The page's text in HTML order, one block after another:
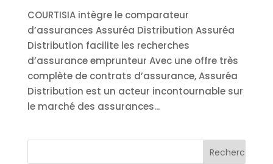
COURTISIA intègre le comparateur
d’assurances Assuréa Distribution Assuréa
Distribution facilite les recherches
d’assurance emprunteur Avec une offre très
complète de contrats d’assurance, Assuréa
Distribution est un acteur incontournable sur
le marché des assurances...